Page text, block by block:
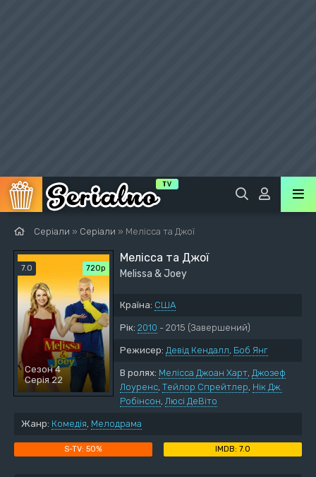
Серіали » Серіали » Мелісса та Джої
7.0 720р
Сезон 4
Серія 22
Мелісса та Джої
Melissa & Joey
Країна: США
Рік: 2010 - 2015 (Завершений)
Режисер: Девід Кендалл, Боб Янг
В ролях: Мелісса Джоан Харт, Джозеф
Лоуренс, Тейлор Спрейтлер, Нік Дж.
Робінсон, Люсі ДеВіто
Жанр: Комедія, Мелодрама
50% 7.0